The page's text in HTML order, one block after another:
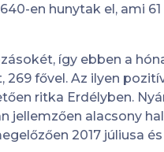
en hunytak el, ami 61
így ebben a
fővel. Az ilyen
ritka Erdélyben.
jellemzően alacsony
2017 júliusa